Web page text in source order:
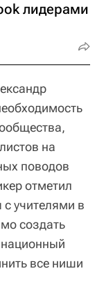
лидерами
на
поводов
отметил
учителями в
создать
все ниши